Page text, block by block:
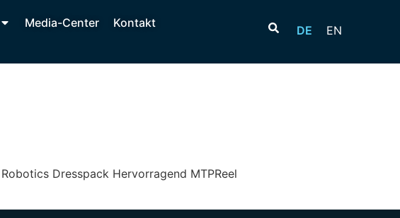
Media-Center Kontakt
DE EN
Dresspack Hervorragend MTPReel